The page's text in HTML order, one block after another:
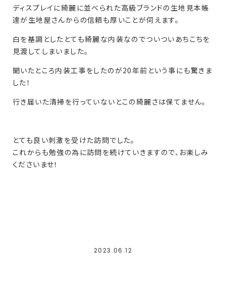
ディスプレイに綺麗に並べられた高級ブランドの生地見本帳
達が生地屋さんからの信頼も厚いことが伺えます。
白を基調としたとても綺麗な内装なのでついついあちこちを
見渡してしまいました。
聞いたところ内装工事をしたのが20年前という事にも驚きま
した！
行き届いた清掃を行っていないとこの綺麗さは保てません。
とても良い刺激を受けた訪問でした。
これからも勉強の為に訪問を続けていきますので、お楽しみ
くださいませ！
2023.06.12